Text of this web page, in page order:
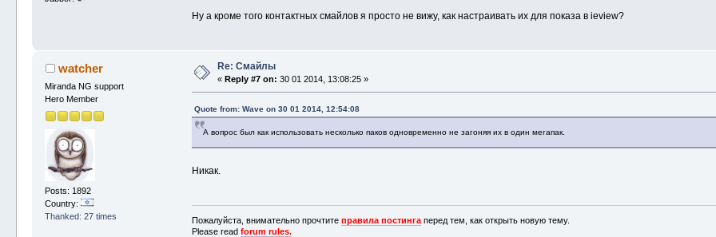
Ну а кроме того контактных смайлов я просто не вижу, как настраивать их для показа в ieview?
watcher
Miranda NG support
Hero Member
Posts: 1892
Country:
Thanked: 27 times
Re: Смайлы
« Reply #7 on: 30 01 2014, 13:08:25 »
Quote from: Wave on 30 01 2014, 12:54:08
А вопрос был как использовать несколько паков одновременно не загоняя их в один мегапак.
Никак.
Пожалуйста, внимательно прочтите правила постингаперед тем, как открыть новую тему.
Please read forum rules.